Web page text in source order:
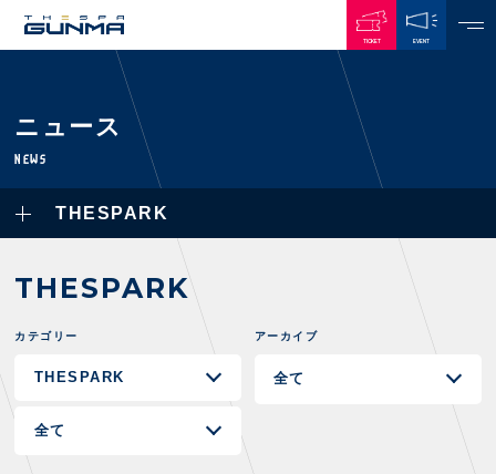
TICKET EVENT
TOP TEAM
ACADEMY
THESPARK
PLAYERS / STAFFS
トレーニング見学について
・注意事項
・練習場ごとの注意事項
・練習場マップ
GAMES
試合日程・結果
順位表
・前売・当日チケット
GUIDE
ニュース
NEWS
THESPARK
THESPARK
カテゴリー アーカイブ